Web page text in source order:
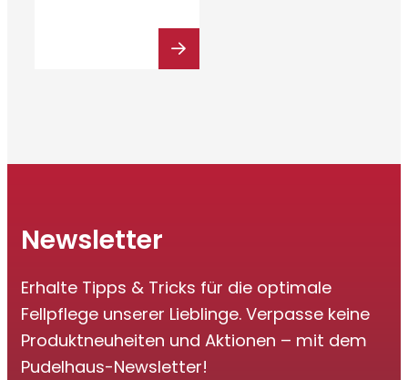
Newsletter
Erhalte Tipps & Tricks für die optimale
Fellpflege unserer Lieblinge. Verpasse keine
Produktneuheiten und Aktionen – mit dem
Pudelhaus-Newsletter!